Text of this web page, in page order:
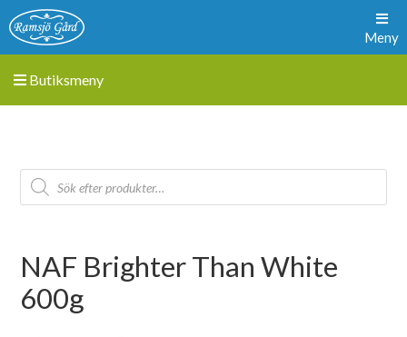
Meny
Butiksmeny
NAF Brighter Than White
600g